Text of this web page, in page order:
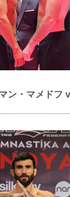
ン・マメドフ